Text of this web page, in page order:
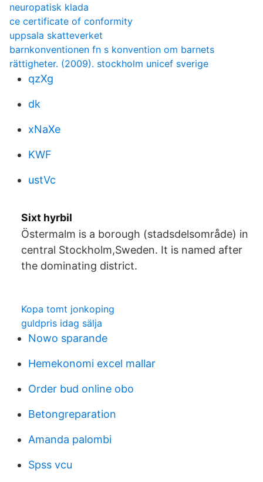
neuropatisk klada
ce certificate of conformity
uppsala skatteverket
barnkonventionen fn s konvention om barnets
rättigheter. (2009). stockholm unicef sverige
qzXg
dk
xNaXe
KWF
ustVc
Sixt hyrbil
Östermalm is a borough (stadsdelsområde) in
central Stockholm,Sweden. It is named after
the dominating district.
Kopa tomt jonkoping
guldpris idag sälja
Nowo sparande
Hemekonomi excel mallar
Order bud online obo
Betongreparation
Amanda palombi
Spss vcu